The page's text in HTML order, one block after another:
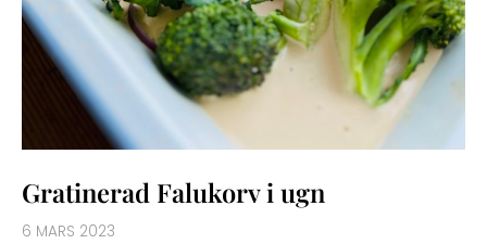
Gratinerad Falukorv i ugn
6 MARS 2023